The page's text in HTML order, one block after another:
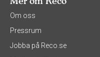
Om oss
Pressrum
Jobba på Reco.se